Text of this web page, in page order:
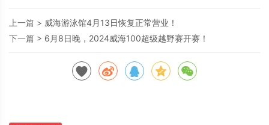
上一篇 > 威海游泳馆4月13日恢复正常营业！
下一篇 > 6月8日晚，2024威海100超级越野赛开赛！